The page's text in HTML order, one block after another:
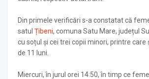
Din primele verificări s-a constatat că
satul Țibeni, comuna Satu Mare, județul
cu soțul și cei trei copii minori, printre
de 11 luni.
Miercuri, în jurul orei 14:50, în timp ce